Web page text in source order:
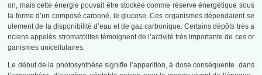
on, mais cette énergie pouvait être stockée comme réserve énergétique sous
la forme d’un composé carboné, le glucose. Ces organismes dépendaient se
ulement de la disponibilité d’eau et de gaz carbonique. Certains dépôts très a
nciens appelés stromatolites témoignent de l’activité très importante de ces or
ganismes unicellulaires.
Le début de la photosynthèse signifie l’apparition, à dose conséquente dans